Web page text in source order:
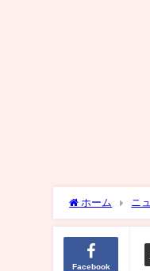
ホーム ニ
Facebook